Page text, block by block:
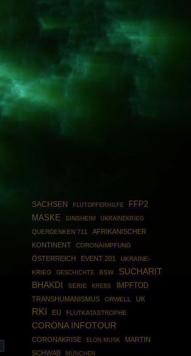
SACHSEN FLUTOPFERHILFE
FFP2
MASKE
SINSHEIM
UKRAINEKRIEG
QUERDENKEN 711
AFRIKANISCHER
KONTINENT
CORONAIMPFUNG
ÖSTERREICH EVENT 201
UKRAINE-
KRIEG
GESCHICHTE BSW
SUCHARIT
BHAKDI
SERIE KREBS IMPFTOD
TRANSHUMANISMUS ORWELL UK
RKI EU FLUTKATASTROPHE
CORONA INFOTOUR
CORONAKRISE ELON MUSK
MARTIN
SCHWAB
MÜNCHEN